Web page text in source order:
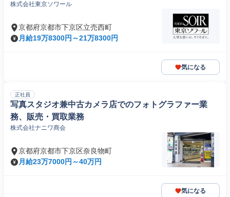
株式会社東京ソワール
京都府京都市下京区立売西町
月給19万8300円～21万8300円
気になる
正社員
写真スタジオ兼中古カメラ店でのフォトグラファー業
務、販売・買取業務
株式会社ナニワ商会
京都府京都市下京区奈良物町
月給23万7000円～40万円
気になる